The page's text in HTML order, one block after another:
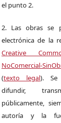
el punto 2.
2. Las obras se
electrónica de la
Creative
NoComercial-
(texto legal). Se
difundir,
públicamente,
autoría y la